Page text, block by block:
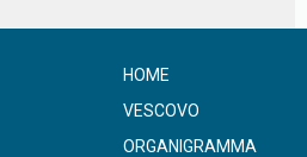
HOME
VESCOVO
ORGANIGRAMMA